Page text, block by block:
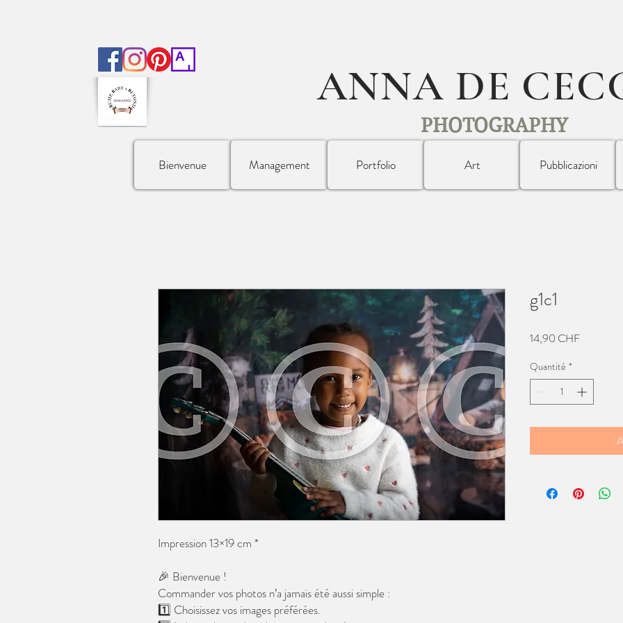
ANNA DE
PHOTOGRAPHY
Bienvenue Management Portfolio Art Pubblicazioni
Impression 13×19 cm *
🎉 Bienvenue !
Commander vos photos n’a jamais été aussi simple :
1️⃣ Choisissez vos images préférées.
g1c1
14,90 CHFPrix
Quantité *